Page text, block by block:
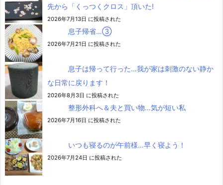
先から「くっつくクロス」頂いた!
2026年7月13日 に投稿された
息子帰省…③
2026年7月21日 に投稿された
息子は帰って行った…我が家は刺激のない静か
な日常に戻ります！
2026年8月3日 に投稿された
整形外科へ＆夫と買い物…気が短い私
2026年7月16日 に投稿された
いつも寝るのが午前様…早く寝よう！
2026年7月24日 に投稿された